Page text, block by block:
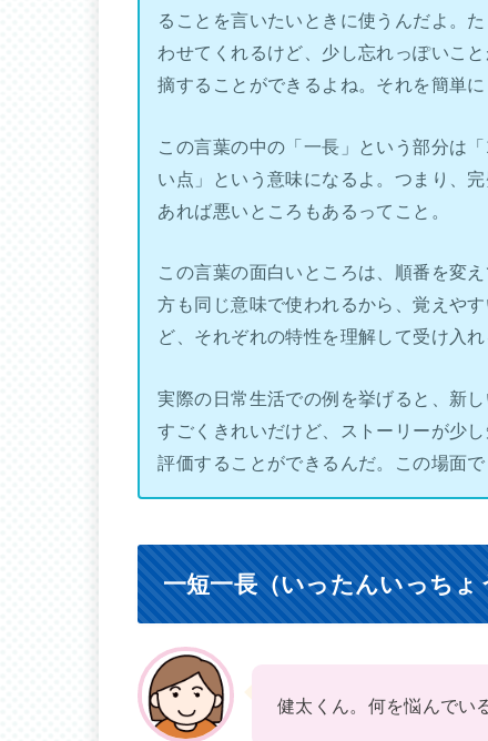
ることを言いたいときに使うんだよ。
わせてくれるけど、少し忘れっぽいこ
摘することができるよね。それを簡単
この言葉の中の「一長」という部分は
い点」という意味になるよ。つまり、
あれば悪いところもあるってこと。
この言葉の面白いところは、順番を変
方も同じ意味で使われるから、覚えや
ど、それぞれの特性を理解して受け入
実際の日常生活での例を挙げると、新
すごくきれいだけど、ストーリーが少
評価することができるんだ。この場面
一短一長（いったんいっちょ
健太くん。何を悩んでい